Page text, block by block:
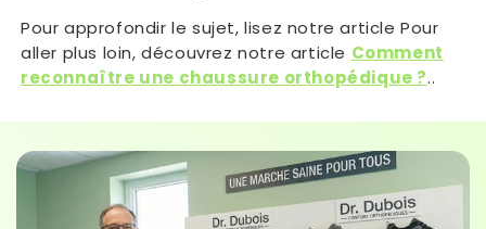
Pour approfondir le sujet, lisez notre article Pour
aller plus loin, découvrez notre article Comment
reconnaître une chaussure orthopédique ?..